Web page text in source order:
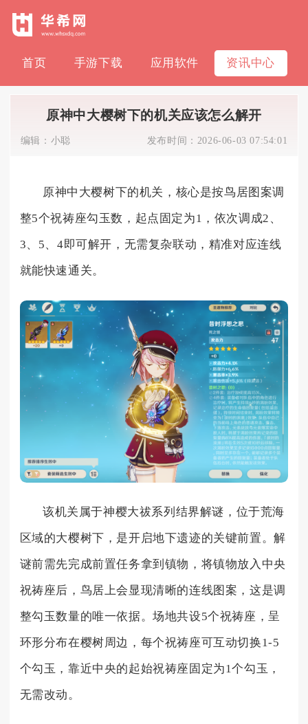
首页 手游下载 应用软件 资讯中心
原神中大樱树下的机关应该怎么解开
编辑： 小聪 发布时间： 2026-06-03 07:54:01
原神中大樱树下的机关，核心是按鸟居图案调
整5个祝祷座勾玉数，起点固定为1，依次调成2、
3、5、4即可解开，无需复杂联动，精准对应连线
就能快速通关。
该机关属于神樱大祓系列结界解谜，位于荒海
区域的大樱树下，是开启地下遗迹的关键前置。解
谜前需先完成前置任务拿到镇物，将镇物放入中央
祝祷座后，鸟居上会显现清晰的连线图案，这是调
整勾玉数量的唯一依据。场地共设5个祝祷座，呈
环形分布在樱树周边，每个祝祷座可互动切换1-5
个勾玉，靠近中央的起始祝祷座固定为1个勾玉，
无需改动。